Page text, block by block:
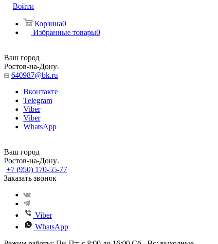
Войти
Корзина0
Избранные товары0
Ваш город
Ростов-на-Дону
640987@bk.ru
Вконтакте
Telegram
Viber
Viber
WhatsApp
Ваш город
Ростов-на-Дону
+7 (950) 170-55-77
Заказать звонок
Viber
WhatsApp